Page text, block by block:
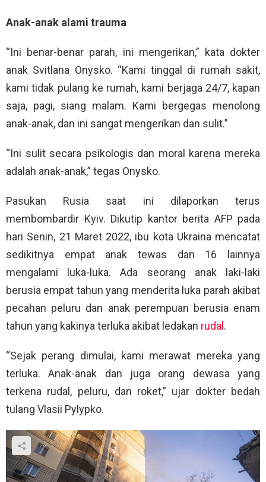
Anak-anak alami trauma
“Ini benar-benar parah, ini mengerikan,” kata dokter
anak Svitlana Onysko. “Kami tinggal di rumah sakit,
kami tidak pulang ke rumah, kami berjaga 24/7, kapan
saja, pagi, siang malam. Kami bergegas menolong
anak-anak, dan ini sangat mengerikan dan sulit.”
“Ini sulit secara psikologis dan moral karena mereka
adalah anak-anak,” tegas Onysko.
Pasukan Rusia saat ini dilaporkan terus
membombardir Kyiv. Dikutip kantor berita AFP pada
hari Senin, 21 Maret 2022, ibu kota Ukraina mencatat
sedikitnya empat anak tewas dan 16 lainnya
mengalami luka-luka. Ada seorang anak laki-laki
berusia empat tahun yang menderita luka parah akibat
pecahan peluru dan anak perempuan berusia enam
tahun yang kakinya terluka akibat ledakan rudal .
“Sejak perang dimulai, kami merawat mereka yang
terluka. Anak-anak dan juga orang dewasa yang
terkena rudal, peluru, dan roket,” ujar dokter bedah
tulang Vlasii Pylypko.